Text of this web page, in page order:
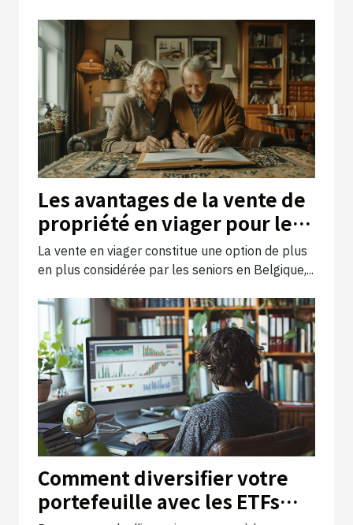
Les avantages de la vente de
propriété en viager pour les
seniors en Belgique
La vente en viager constitue une option de plus
en plus considérée par les seniors en Belgique,...
Comment diversifier votre
portefeuille avec les ETFs